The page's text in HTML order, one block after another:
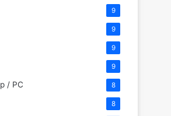
9
9
9
9
/ PC 8
8